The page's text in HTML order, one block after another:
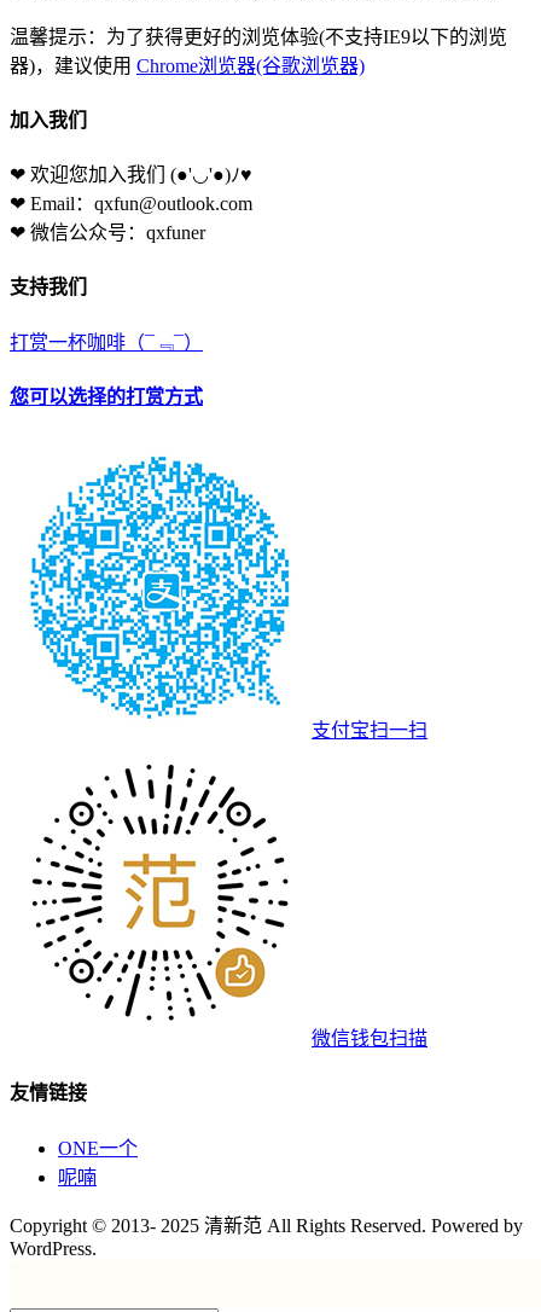
温馨提示：为了获得更好的浏览体验(不支持IE9以下的浏览
器)，建议使用 Chrome浏览器(谷歌浏览器)
加入我们
❤ 欢迎您加入我们 (●'◡'●)ﾉ♥
❤ Email：qxfun@outlook.com
❤ 微信公众号：qxfuner
支持我们
打赏一杯咖啡 （¯﹃¯）
您可以选择的打赏方式
支付宝扫一扫
微信钱包扫描
友情链接
ONE一个
呢喃
Copyright © 2013- 2025 清新范 All Rights Reserved. Powered by
WordPress.